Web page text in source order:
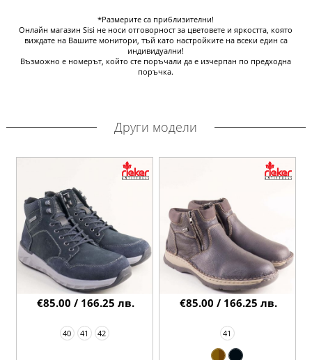
*Размерите са приблизителни!
Онлайн магазин Sisi не носи отговорност за цветовете и яркостта, която
виждате на Вашите монитори, тъй като настройките на всеки един са
индивидуални!
Възможно е номерът, който сте поръчали да е изчерпан по предходна
поръчка.
Други модели
40 41 42
€85.00 / 166.25 лв.
41
€85.00 / 166.25 лв.